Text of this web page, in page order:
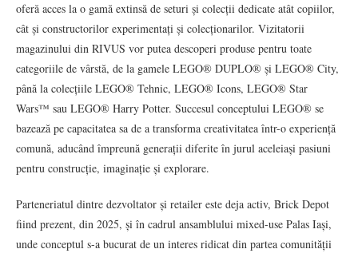
oferă acces la o gamă extinsă de seturi și colecții dedicate atât copiilor,
cât și constructorilor experimentați și colecționarilor. Vizitatorii
magazinului din RIVUS vor putea descoperi produse pentru toate
categoriile de vârstă, de la gamele LEGO® DUPLO® și LEGO® City,
până la colecțiile LEGO® Tehnic, LEGO® Icons, LEGO® Star
Wars™ sau LEGO® Harry Potter. Succesul conceptului LEGO® se
bazează pe capacitatea sa de a transforma creativitatea într-o experiență
comună, aducând împreună generații diferite în jurul aceleiași pasiuni
pentru construcție, imaginație și explorare.
Parteneriatul dintre dezvoltator și retailer este deja activ, Brick Depot
fiind prezent, din 2025, și în cadrul ansamblului mixed-use Palas Iași,
unde conceptul s-a bucurat de un interes ridicat din partea comunității